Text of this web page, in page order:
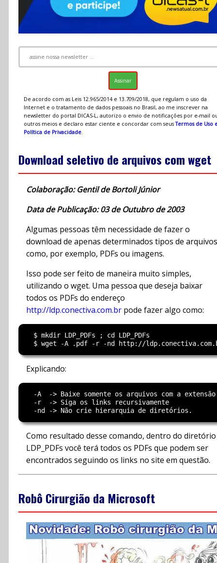
De acordo com as Leis 12.965/2014 e 13.709/2018, que regulam o uso da
Internet e o tratamento de dados pessoais no Brasil, ao me inscrever na
newsletter do portal DICAS-L, autorizo o envio de notificações por e-mail
outros meios e declaro estar ciente e concordar com seusTermos de Uso
Política de Privacidade.
Download seletivo de arquivos com wget
Colaboração: Gentil de Bortoli Júnior
Data de Publicação: 03 de Outubro de 2003
Algumas pessoas têm necessidade de fazer o
download de apenas determinados tipos de arquivos
como, por exemplo, PDFs ou imagens.
Isso pode ser feito de maneira muito simples,
utilizando o wget. Uma pessoa que deseja baixar
todos os PDFs do endereço
http://ldp.conectiva.com.br pode fazer algo como:
  $ mkdir LDP_PDFs ; cd LDP_PDFs
Explicando:
-A  -> Baixe somente os arquivos com a
  -r  -> Siga os links recursivamente
Como resultado desse comando, dentro do diretório
LDP_PDFs você terá todos os PDFs que podem ser
encontrados seguindo os links no site em questão.
Robô Cirurgião da Microsoft